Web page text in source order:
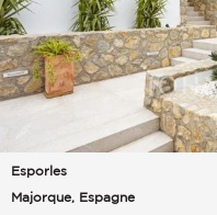
Esporles
Majorque, Espagne